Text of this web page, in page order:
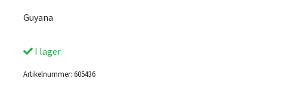
Guyana
I lager.
Artikelnummer: 605436